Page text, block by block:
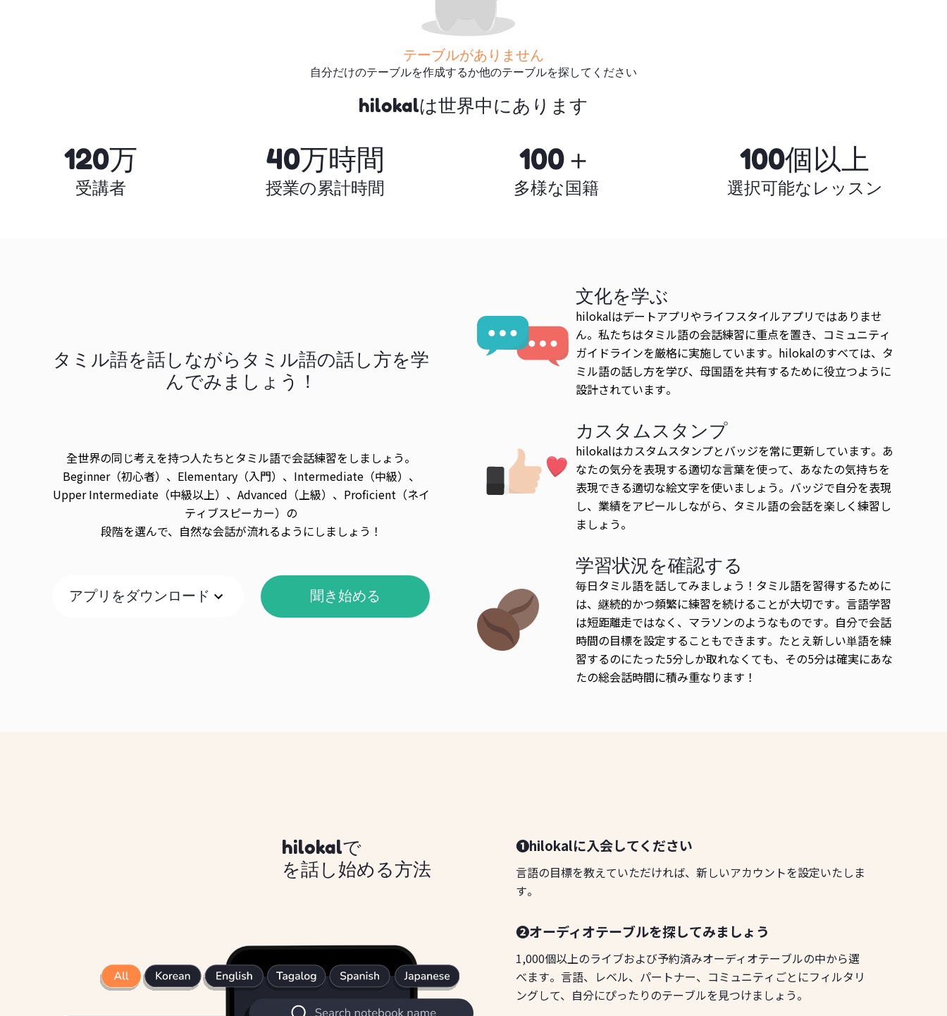
テーブルがありません
自分だけのテーブルを作成するか他のテーブルを探してください
さらに多くのテーブルを探
す
hilokalは世界中にあります
120万
受講者
40万時間
授業の累計時間
100＋
多様な国籍
100個以上
選択可能なレッスン
タミル語を話しながらタミル語の話し方を学
んでみましょう！
全世界の同じ考えを持つ人たちとタミル語で会話練習をしましょう。
Beginner（初心者）、Elementary（入門）、Intermediate（中級）、
Upper Intermediate（中級以上）、Advanced（上級）、Proficient（ネイ
ティブスピーカー）の
段階を選んで、自然な会話が流れるようにしましょう！
アプリをダウンロード 聞き始める
文化を学ぶ
hilokalはデートアプリやライフスタイルアプリではありませ
ん。私たちはタミル語の会話練習に重点を置き、コミュニティ
ガイドラインを厳格に実施しています。hilokalのすべては、タ
ミル語の話し方を学び、母国語を共有するために役立つように
設計されています。
カスタムスタンプ
hilokalはカスタムスタンプとバッジを常に更新しています。あ
なたの気分を表現する適切な言葉を使って、あなたの気持ちを
表現できる適切な絵文字を使いましょう。バッジで自分を表現
し、業績をアピールしながら、タミル語の会話を楽しく練習し
ましょう。
学習状況を確認する
毎日タミル語を話してみましょう！タミル語を習得するために
は、継続的かつ頻繁に練習を続けることが大切です。言語学習
は短距離走ではなく、マラソンのようなものです。自分で会話
時間の目標を設定することもできます。たとえ新しい単語を練
習するのにたった5分しか取れなくても、その5分は確実にあな
たの総会話時間に積み重なります！
hilokalで
を話し始める方法
❶hilokalに入会してください
言語の目標を教えていただければ、新しいアカウントを設定いたしま
す。
❷オーディオテーブルを探してみましょう
1,000個以上のライブおよび予約済みオーディオテーブルの中から選
べます。言語、レベル、パートナー、コミュニティごとにフィルタリ
ングして、自分にぴったりのテーブルを見つけましょう。